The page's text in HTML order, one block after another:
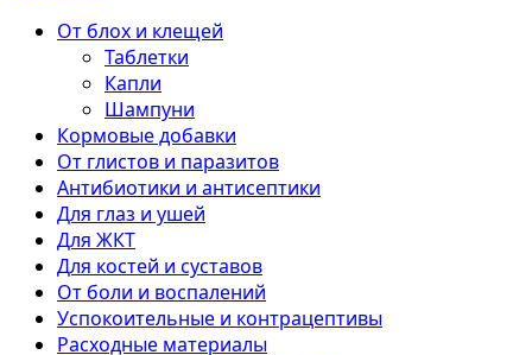
От блох и клещей
Таблетки
Капли
Шампуни
Кормовые добавки
От глистов и паразитов
Антибиотики и антисептики
Для глаз и ушей
Для ЖКТ
Для костей и суставов
От боли и воспалений
Успокоительные и контрацептивы
Расходные материалы